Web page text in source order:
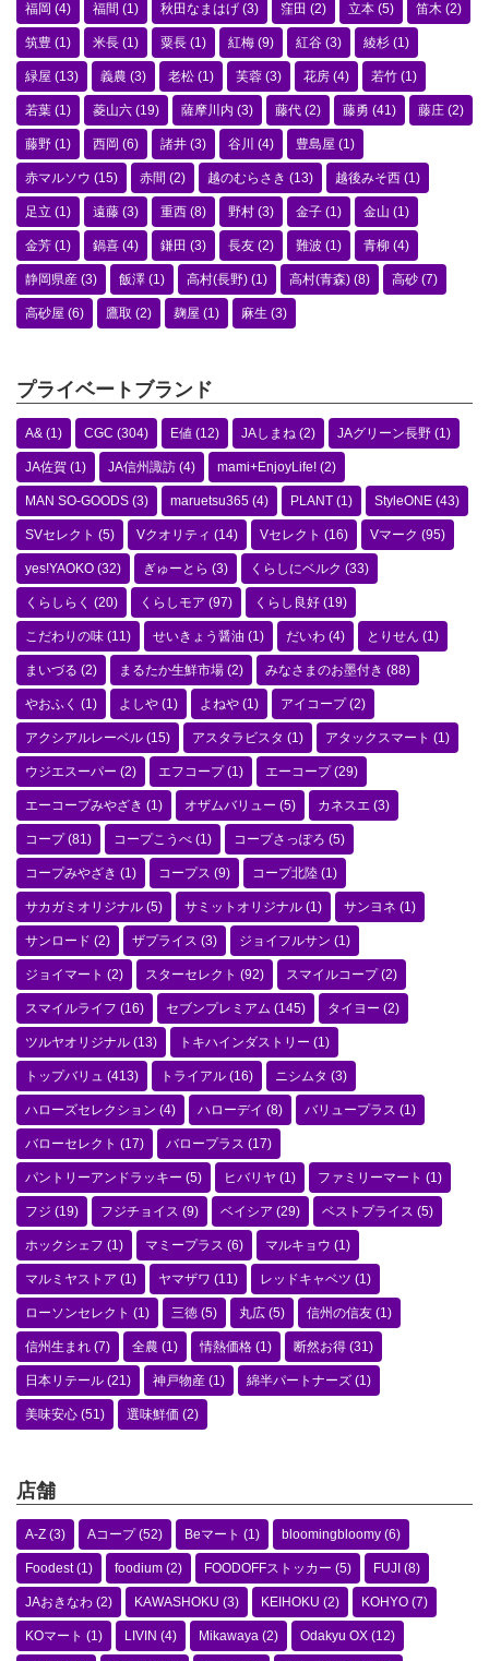
福岡 (4) 福間 (1) 秋田なまはげ (3) 窪田 (2) 立本 (5) 笛木 (2)
筑豊 (1) 米長 (1) 粟長 (1) 紅梅 (9) 紅谷 (3) 綾杉 (1)
緑屋 (13) 義農 (3) 老松 (1) 芙蓉 (3) 花房 (4) 若竹 (1)
若葉 (1) 菱山六 (19) 薩摩川内 (3) 藤代 (2) 藤勇 (41) 藤庄 (2)
藤野 (1) 西岡 (6) 諸井 (3) 谷川 (4) 豊島屋 (1)
赤マルソウ (15) 赤間 (2) 越のむらさき (13) 越後みそ西 (1)
足立 (1) 遠藤 (3) 重西 (8) 野村 (3) 金子 (1) 金山 (1)
金芳 (1) 鍋喜 (4) 鎌田 (3) 長友 (2) 難波 (1) 青柳 (4)
静岡県産 (3) 飯澤 (1) 高村(長野) (1) 高村(青森) (8) 高砂 (7)
高砂屋 (6) 鷹取 (2) 麹屋 (1) 麻生 (3)
プライベートブランド
A& (1) CGC (304) E値 (12) JAしまね (2) JAグリーン長野 (1)
JA佐賀 (1) JA信州諏訪 (4) mami+EnjoyLife! (2)
MAN SO-GOODS (3) maruetsu365 (4) PLANT (1) StyleONE (43)
SVセレクト (5) Vクオリティ (14) Vセレクト (16) Vマーク (95)
yes!YAOKO (32) ぎゅーとら (3) くらしにベルク (33)
くらしらく (20) くらしモア (97) くらし良好 (19)
こだわりの味 (11) せいきょう醤油 (1) だいわ (4) とりせん (1)
まいづる (2) まるたか生鮮市場 (2) みなさまのお墨付き (88)
やおふく (1) よしや (1) よねや (1) アイコープ(2)
アクシアルレーベル (15) アスタラビスタ (1) アタックスマート (1)
ウジエスーパー (2) エフコープ(1) エーコープ(29)
エーコープみやざき (1) オザムバリュー (5) カネスエ (3)
コープ(81) コープこうべ (1) コープさっぽろ (5)
コープみやざき (1) コープス (9) コープ北陸 (1)
サカガミオリジナル (5) サミットオリジナル (1) サンヨネ (1)
サンロード (2) ザプライス (3) ジョイフルサン (1)
ジョイマート (2) スターセレクト (92) スマイルコープ(2)
スマイルライフ (16) セブンプレミアム (145) タイヨー (2)
ツルヤオリジナル (13) トキハインダストリー (1)
トップバリュ (413) トライアル (16) ニシムタ (3)
ハローズセレクション (4) ハローデイ (8) バリュープラス (1)
バローセレクト (17) バロープラス (17)
パントリーアンドラッキー (5) ヒバリヤ (1) ファミリーマート (1)
フジ (19) フジチョイス (9) ベイシア (29) ベストプライス (5)
ホックシェフ (1) マミープラス (6) マルキョウ (1)
マルミヤストア (1) ヤマザワ (11) レッドキャベツ (1)
ローソンセレクト (1) 三徳 (5) 丸広 (5) 信州の信友 (1)
信州生まれ (7) 全農 (1) 情熱価格 (1) 断然お得 (31)
日本リテール (21) 神戸物産 (1) 綿半パートナーズ (1)
美味安心 (51) 選味鮮価 (2)
店舗
A-Z (3) Aコープ(52) Beマート (1) bloomingbloomy (6)
Foodest(1) foodium (2) FOODOFFストッカー (5) FUJI (8)
JAおきなわ (2) KAWASHOKU (3) KEIHOKU (2) KOHYO (7)
KOマート (1) LIVIN (4) Mikawaya (2) Odakyu OX (12)